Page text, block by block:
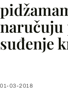
naručuju
suđenje
01-03-2018
X